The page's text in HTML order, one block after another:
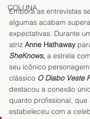
COLUNA
Embora as entrevistas
algumas acabam
expectativas. Durante
atriz Anne Hathaway
SheKnows, a estrela
seu icônico
clássico O Diabo Veste
destacou a conexão
quanto profissional, que
estabeleceu com a